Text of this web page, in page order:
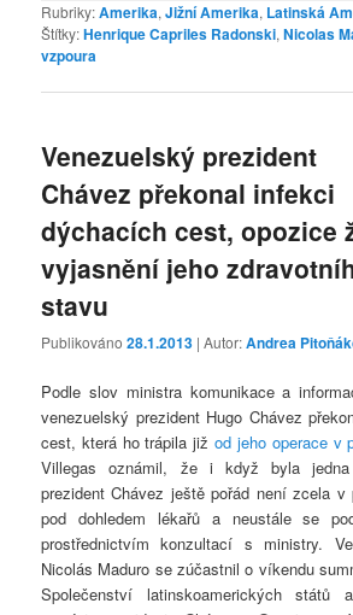
Rubriky:Amerika,Jižní Amerika, Latinská
Štítky:Henrique Capriles Radonski,Nicolas
vzpoura
Venezuelský prezident
Chávez překonal infekci
dýchacích cest, opozice
vyjasnění jeho
stavu
Publikováno28.1.2013 | Autor:Andrea
Podle slov ministra komunikace a
venezuelský prezident Hugo Chávez
cest, která ho trápila jižod jeho operace v
Villegas oznámil, že i když byla jedna
prezident Chávez ještě pořád není zcela v
pod dohledem lékařů a neustále se
prostřednictvím konzultací s ministry.
Nicolás Maduro se zúčastnil o víkendu
Společenství latinskoamerických států